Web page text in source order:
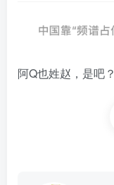
阿Q也姓赵，是吧？